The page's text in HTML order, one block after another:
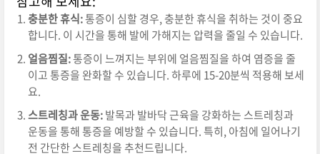
충분한 휴식:통증이 심할 경우, 충분한 휴식을 취하는 것이 중요
합니다. 이 시간을 통해 발에 가해지는 압력을 줄일 수 있습니다.
얼음찜질:통증이 느껴지는 부위에 얼음찜질을 하여 염증을 줄
이고 통증을 완화할 수 있습니다. 하루에 15-20분씩 적용해 보세
요.
스트레칭과 운동:발목과 발바닥 근육을 강화하는 스트레칭과
운동을 통해 통증을 예방할 수 있습니다. 특히, 아침에 일어나기
전 간단한 스트레칭을 추천드립니다.